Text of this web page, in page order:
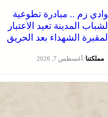
وادي زم .. مبادرة تطوعية
لشباب المدينة تعيد الاعتبار
لمقبرة الشهداء بعد الحريق
مملكتنا/أغسطس 7, 2026